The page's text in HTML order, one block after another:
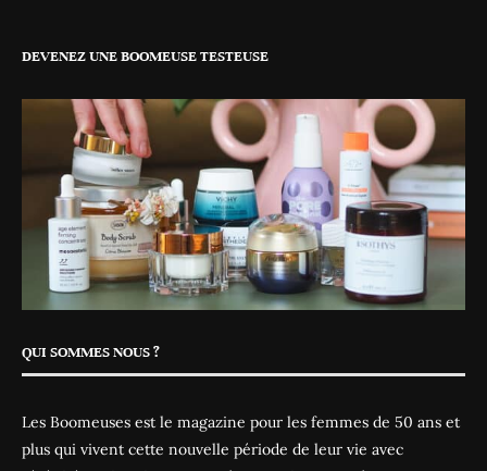
DEVENEZ UNE BOOMEUSE TESTEUSE
QUI SOMMES NOUS ?
Les Boomeuses est le magazine pour les femmes de 50 ans et
plus qui vivent cette nouvelle période de leur vie avec